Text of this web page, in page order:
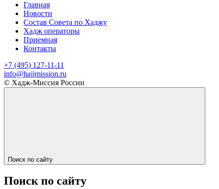
Главная
Новости
Состав Cовета по Хаджу
Хадж операторы
Приемная
Контакты
+7 (495) 127-11-11
info@hajjmission.ru
© Хадж-Миссия России
Поиск по сайту
Поиск по сайту